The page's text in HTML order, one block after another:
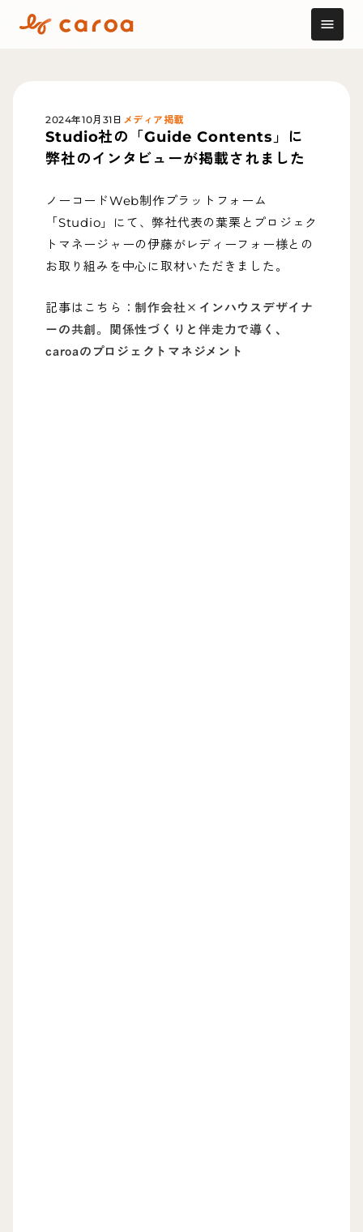
menu
2024年10月31日 メディア掲載
Studio社の「Guide Contents」に
弊社のインタビューが掲載されました
ノーコードWeb制作プラットフォーム
「Studio」にて、弊社代表の葉栗とプロジェク
トマネージャーの伊藤がレディーフォー様との
お取り組みを中心に取材いただきました。
記事はこちら：制作会社×インハウスデザイナ
ーの共創。関係性づくりと伴走力で導く、
caroaのプロジェクトマネジメント